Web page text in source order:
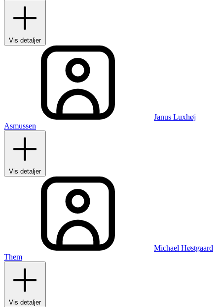
Vis detaljer
Janus Luxhøj
Asmussen
Vis detaljer
Michael Høstgaard
Them
Vis detaljer